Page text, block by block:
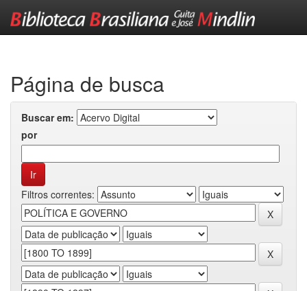
Página de busca
Buscar em:
por
Filtros correntes: